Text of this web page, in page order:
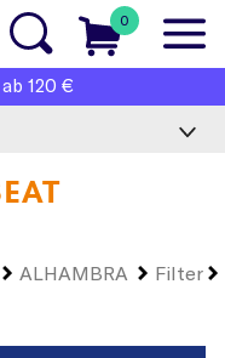
0
ab 120 €
ALHAMBRA
Filter